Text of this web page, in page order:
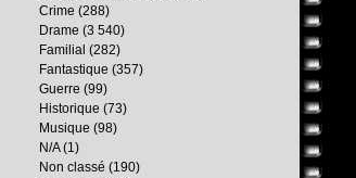
Crime (288)
Drame (3 540)
Familial (282)
Fantastique (357)
Guerre (99)
Historique (73)
Musique (98)
N/A(1)
Non classé (190)